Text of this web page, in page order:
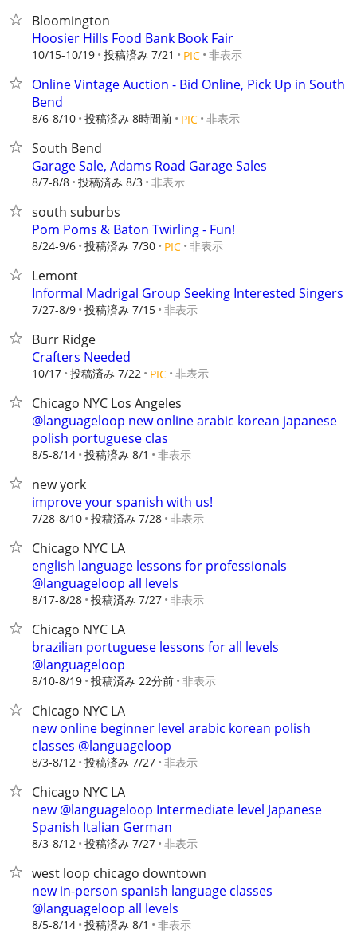
Bloomington
Hoosier Hills Food Bank Book Fair
10/15-10/19 投稿済み 7/21 PIC 非表示
Online Vintage Auction - Bid Online, Pick Up in South
Bend
8/6-8/10 投稿済み 8時間前 PIC 非表示
South Bend
Garage Sale, Adams Road Garage Sales
8/7-8/8 投稿済み 8/3 非表示
south suburbs
Pom Poms & Baton Twirling - Fun!
8/24-9/6 投稿済み 7/30 PIC 非表示
Lemont
Informal Madrigal Group Seeking Interested Singers
7/27-8/9 投稿済み 7/15 非表示
Burr Ridge
Crafters Needed
10/17 投稿済み 7/22 PIC 非表示
Chicago NYC Los Angeles
@languageloop new online arabic korean japanese
polish portuguese clas
8/5-8/14 投稿済み 8/1 非表示
new york
improve your spanish with us!
7/28-8/10 投稿済み 7/28 非表示
Chicago NYC LA
english language lessons for professionals
@languageloop all levels
8/17-8/28 投稿済み 7/27 非表示
Chicago NYC LA
brazilian portuguese lessons for all levels
@languageloop
8/10-8/19 投稿済み 22分前 非表示
Chicago NYC LA
new online beginner level arabic korean polish
classes @languageloop
8/3-8/12 投稿済み 7/27 非表示
Chicago NYC LA
new @languageloop Intermediate level Japanese
Spanish Italian German
8/3-8/12 投稿済み 7/27 非表示
west loop chicago downtown
new in-person spanish language classes
@languageloop all levels
8/5-8/14 投稿済み 8/1 非表示